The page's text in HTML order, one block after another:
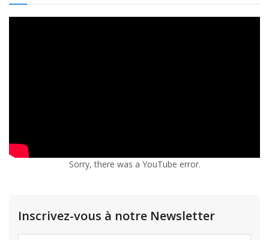
Sorry, there was a YouTube error.
Inscrivez-vous à notre Newsletter